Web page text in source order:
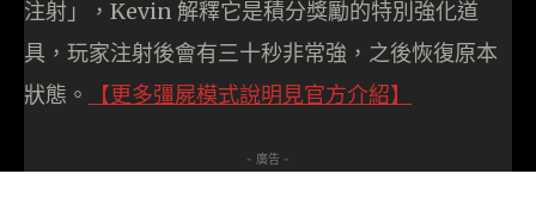
注射」，Kevin 解釋它是積分獎勵的特別強化道
具，玩家注射後會有三十秒非常強，之後恢復原本
狀態。
【更多彊屍模式說明見官方介紹】
- 廣告 -